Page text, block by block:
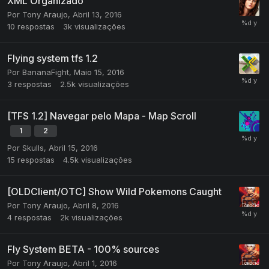
Por Tony Araujo, Abril 13, 2016
10 respostas 3k visualizações
Flying system tfs 1.2
Por BananaFight, Maio 15, 2016
3 respostas 2.5k visualizações
[TFS 1.2] Navegar pelo Mapa - Map Scroll
1 2
Por Skulls, Abril 15, 2016
15 respostas 4.5k visualizações
[OLDClient/OTC] Show Wild Pokemons Caught
Por Tony Araujo, Abril 8, 2016
4 respostas 2k visualizações
Fly System BETA - 100% sources
Por Tony Araujo, Abril 1, 2016